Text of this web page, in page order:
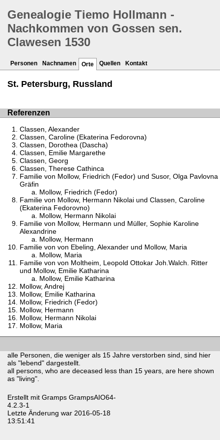
Genealogie Tiemo Hollmann -
Nachkommen von Gossen sen.
Clawesen 1530
Personen Nachnamen Orte Quellen Kontakt
St. Petersburg, Russland
Referenzen
Classen, Alexander
Classen, Caroline (Ekaterina Fedorovna)
Classen, Dorothea (Dascha)
Classen, Emilie Margarethe
Classen, Georg
Classen, Therese Cathinca
Familie von Mollow, Friedrich (Fedor) und Susor, Olga Pavlovna
Gräfin
Mollow, Friedrich (Fedor)
Familie von Mollow, Hermann Nikolai und Classen, Caroline
(Ekaterina Fedorovno)
Mollow, Hermann Nikolai
Familie von Mollow, Hermann und Müller, Sophie Karoline
Alexandrine
Mollow, Hermann
Familie von von Ebeling, Alexander und Mollow, Maria
Mollow, Maria
Familie von von Moltheim, Leopold Ottokar Joh.Walch. Ritter
und Mollow, Emilie Katharina
Mollow, Emilie Katharina
Mollow, Andrej
Mollow, Emilie Katharina
Mollow, Friedrich (Fedor)
Mollow, Hermann
Mollow, Hermann Nikolai
Mollow, Maria
alle Personen, die weniger als 15 Jahre verstorben sind, sind hier
als "lebend" dargestellt.
all persons, who are deceased less than 15 years, are here shown
as "living".
Erstellt mit Gramps GrampsAIO64-
4.2.3-1
Letzte Änderung war 2016-05-18
13:51:41